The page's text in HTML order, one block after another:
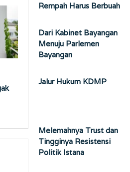
Rempah Harus Berbuah
Dari Kabinet Bayangan
Menuju Parlemen
Bayangan
Jalur Hukum KDMP
Melemahnya Trust dan
Tingginya Resistensi
Politik Istana